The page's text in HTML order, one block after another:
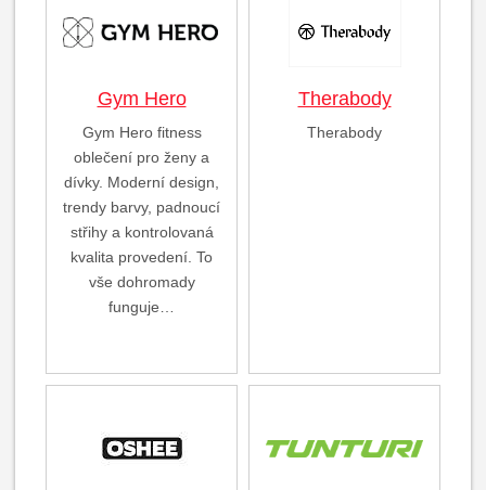
Gym Hero
Gym Hero fitness
oblečení pro ženy a
dívky. Moderní design,
trendy barvy, padnoucí
střihy a kontrolovaná
kvalita provedení. To
vše dohromady
funguje…
Therabody
Therabody